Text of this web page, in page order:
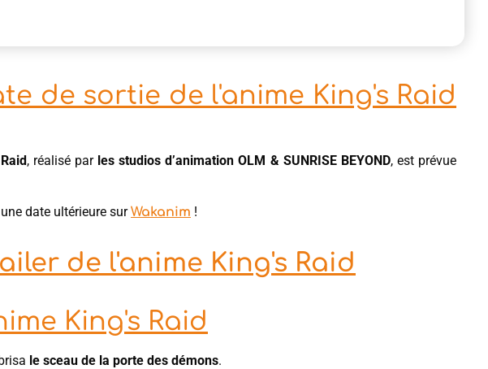
de sortie de l'anime King's Raid
, réalisé par les studios d’animation OLM & SUNRISE BEYOND, est prévue
date ultérieure surWakanim !
de l'anime King's Raid
King's Raid
le sceau de la porte des démons.